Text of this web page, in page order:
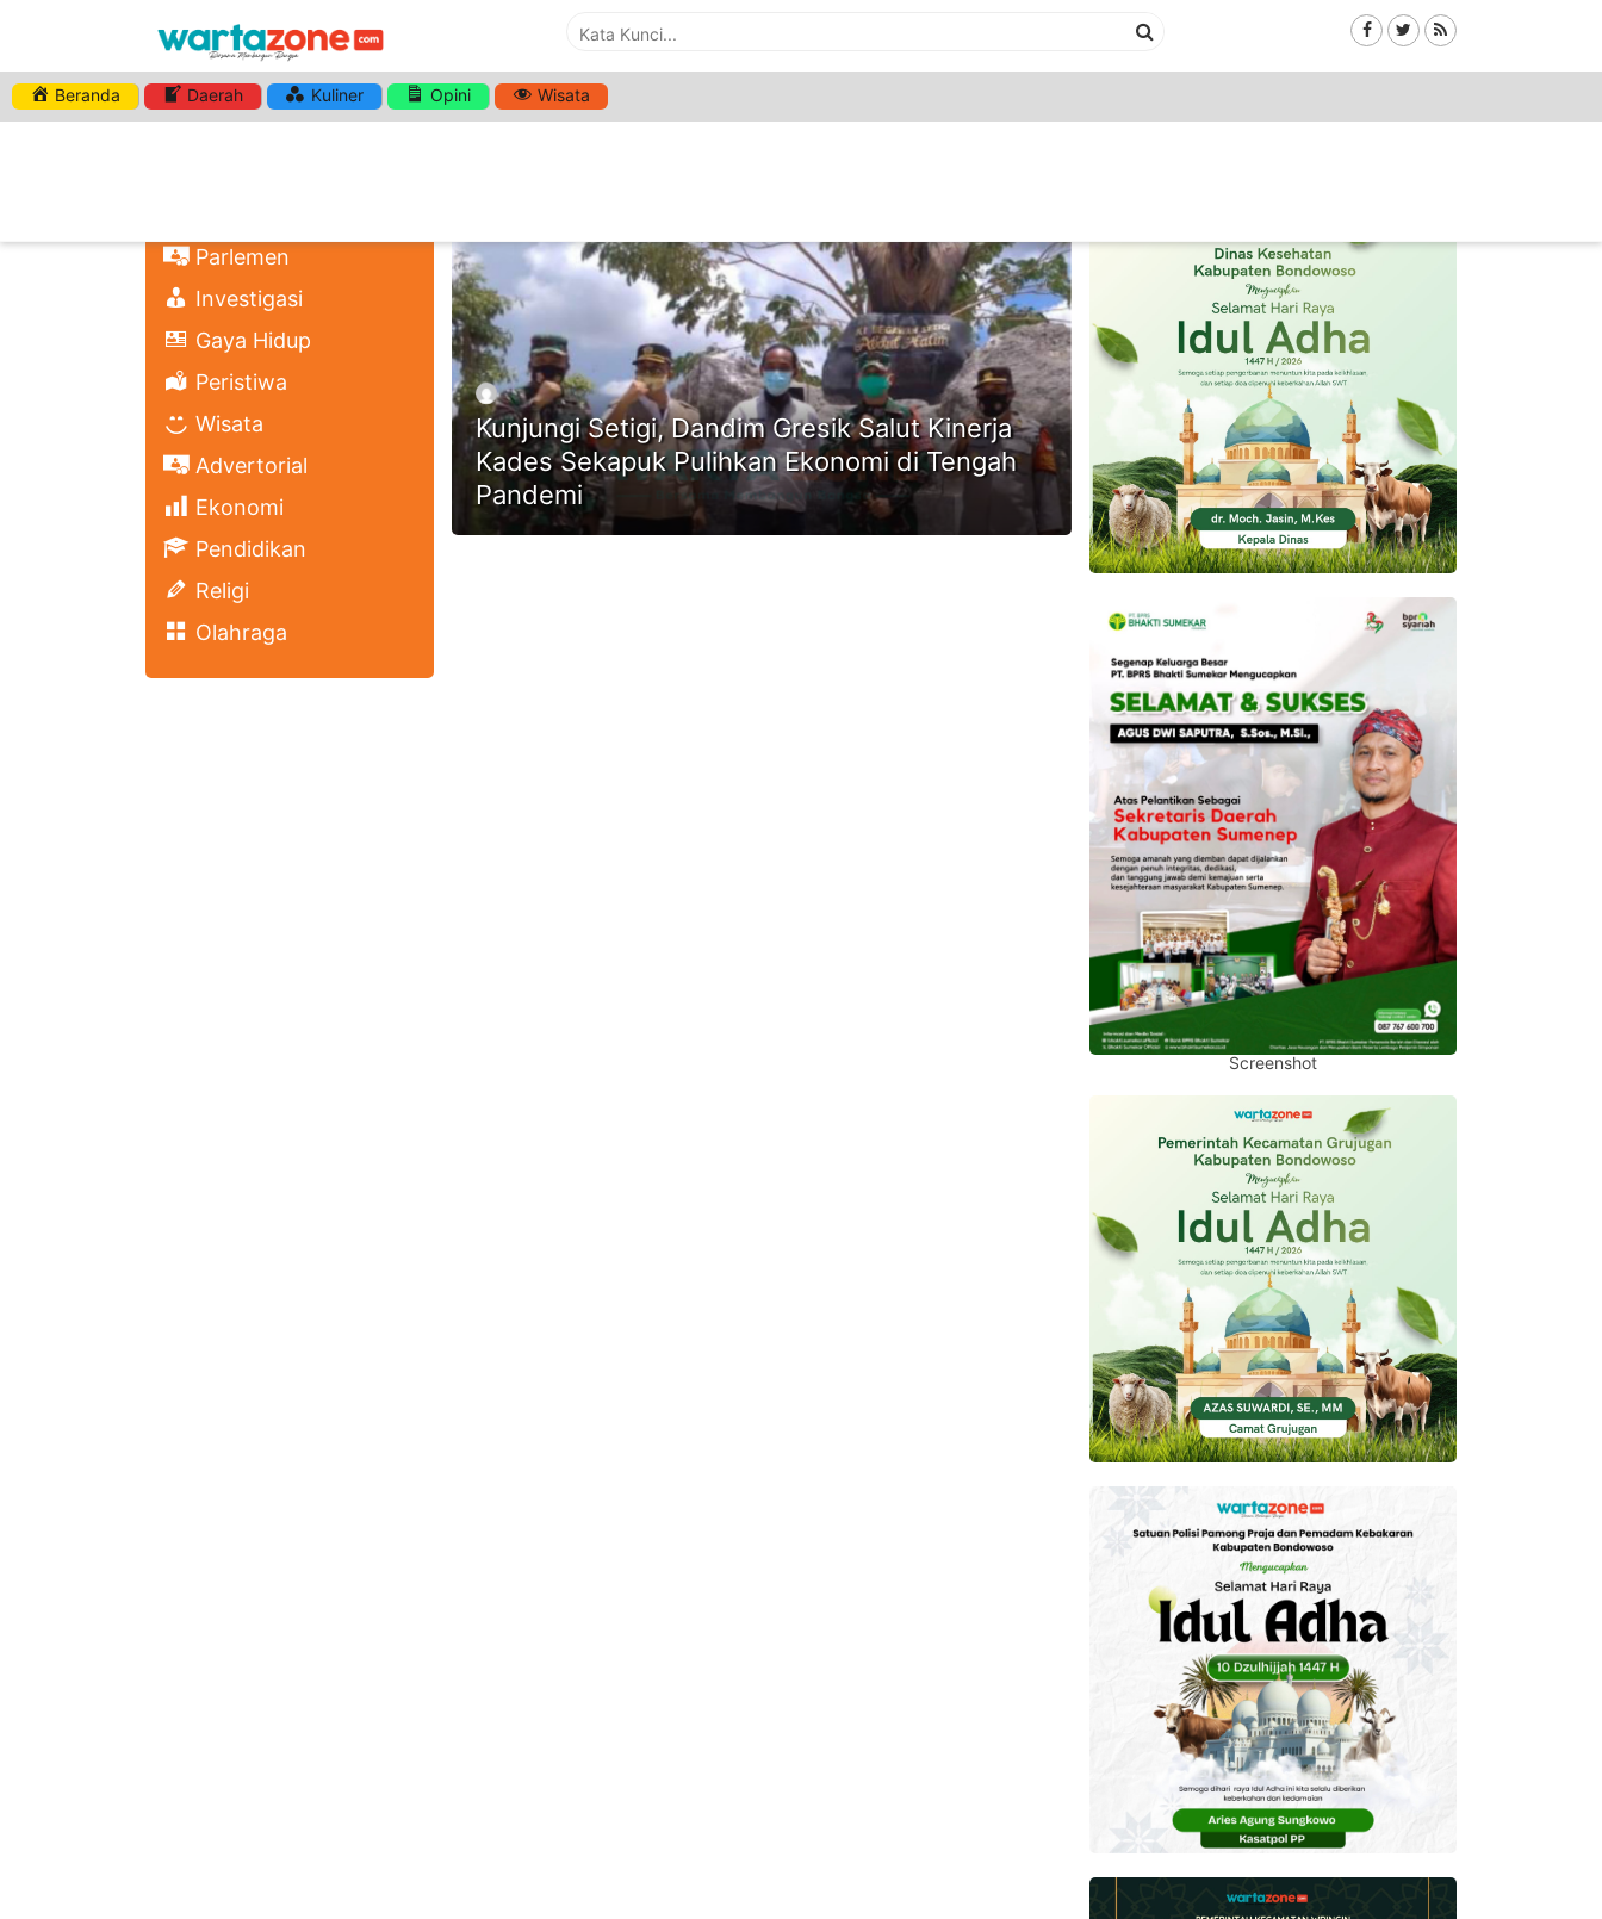
Beranda Daerah Kuliner Opini Wisata
Parlemen
Investigasi
Gaya Hidup
Peristiwa
Wisata
Advertorial
Ekonomi
Pendidikan
Religi
Olahraga
HASHTAG:KADES SEKAPUK
Kunjungi Setigi, Dandim Gresik Salut Kinerja
Kades Sekapuk Pulihkan Ekonomi di Tengah
Pandemi
Screenshot